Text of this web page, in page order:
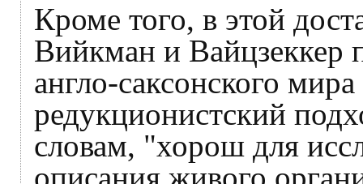
Кроме того, в этой
Вийкман и Вайцзеккер
англо-саксонского
редукционистский
словам, "хорош для